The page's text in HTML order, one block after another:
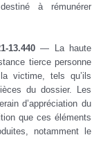
à rémunérer
13.440 — La haute
tierce personne
victime, tels qu’ils
du dossier. Les
d’appréciation du
que ces éléments
notamment le